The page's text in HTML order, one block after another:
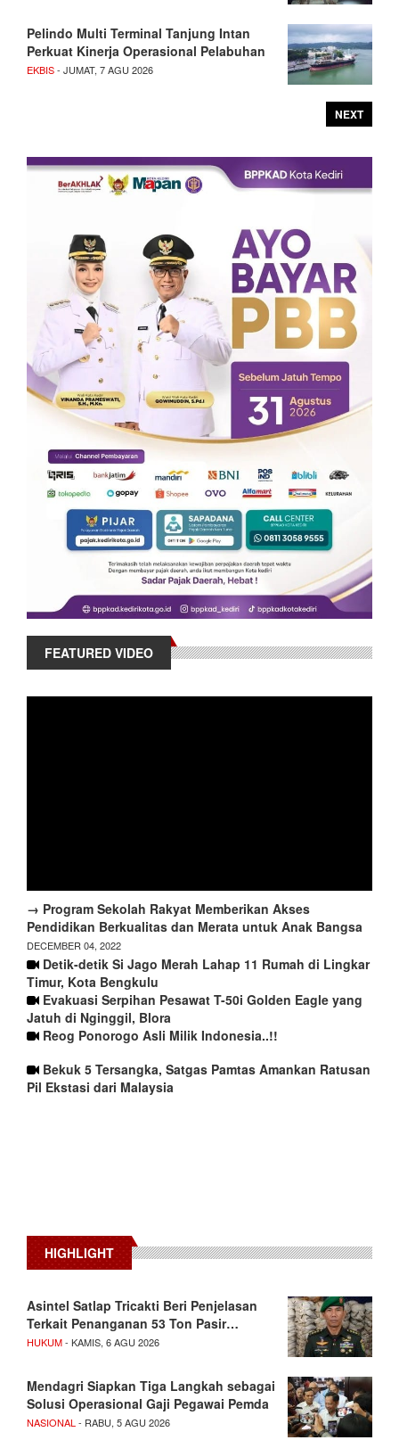
Pelindo Multi Terminal Tanjung Intan
Perkuat Kinerja Operasional Pelabuhan
EKBIS- JUMAT, 7 AGU 2026
NEXT
FEATURED VIDEO
→ Program Sekolah Rakyat Memberikan Akses
Pendidikan Berkualitas dan Merata untuk Anak Bangsa
DECEMBER 04, 2022
Detik-detik Si Jago Merah Lahap 11 Rumah di Lingkar
Timur, Kota Bengkulu
Evakuasi Serpihan Pesawat T-50i Golden Eagle yang
Jatuh di Nginggil, Blora
Reog Ponorogo Asli Milik Indonesia..!!
Bekuk 5 Tersangka, Satgas Pamtas Amankan Ratusan
Pil Ekstasi dari Malaysia
HIGHLIGHT
Asintel Satlap Tricakti Beri Penjelasan
Terkait Penanganan 53 Ton Pasir…
HUKUM- KAMIS, 6 AGU 2026
Mendagri Siapkan Tiga Langkah sebagai
Solusi Operasional Gaji Pegawai Pemda
NASIONAL - RABU, 5 AGU 2026